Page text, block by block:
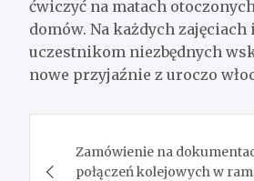
ćwiczyć na matach
domów. Na każdych
uczestnikom niezbędnych
nowe przyjaźnie z uroczo
wpisu
Zamówienie na
połączeń kolejowych w